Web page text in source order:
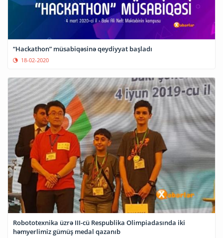
“Hackathon” müsabiqəsinə qeydiyyat başladı
18-02-2020
Robototexnika üzrə III-cü Respublika Olimpiadasında iki
həmyerlimiz gümüş medal qazanıb